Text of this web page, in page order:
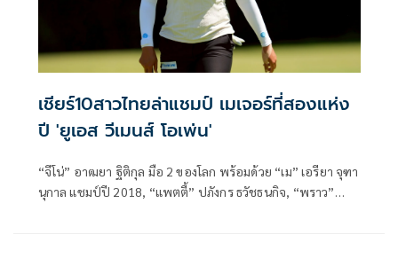
เชียร์10สาวไทยล่าแชมป์ เมเจอร์ที่สองแห่ง
ปี 'ยูเอส วีเมนส์ โอเพ่น'
“จีโน่” อาฒยา ฐิติกุล มือ 2 ของโลก พร้อมด้วย “เม” เอรียา จุฑา
นุกาล แชมป์ปี 2018, “แพตตี้” ปภังกร ธวัชธนกิจ, “พราว”